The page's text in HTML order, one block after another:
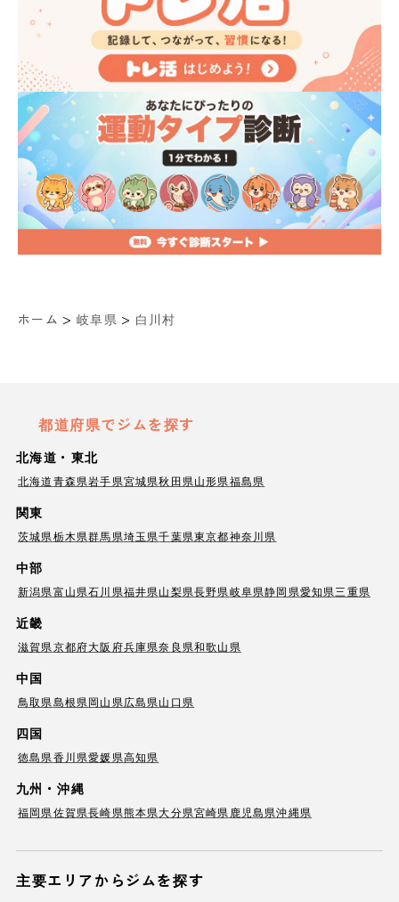
ホーム > 岐阜県 > 白川村
都道府県でジムを探す
北海道・東北
北海道青森県岩手県宮城県秋田県山形県福島県
関東
茨城県栃木県群馬県埼玉県千葉県東京都神奈川県
中部
新潟県富山県石川県福井県山梨県長野県岐阜県静岡県愛知県三重県
近畿
滋賀県京都府大阪府兵庫県奈良県和歌山県
中国
鳥取県島根県岡山県広島県山口県
四国
徳島県香川県愛媛県高知県
九州・沖縄
福岡県佐賀県長崎県熊本県大分県宮崎県 鹿児島県沖縄県
主要エリアからジムを探す